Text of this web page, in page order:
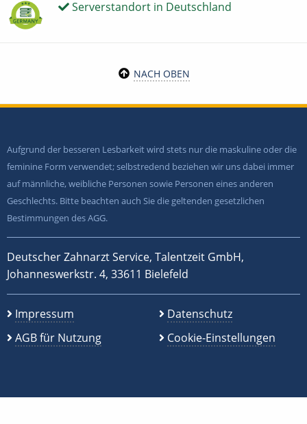
Serverstandort in Deutschland
NACH OBEN
Aufgrund der besseren Lesbarkeit wird stets nur die maskuline oder die
feminine Form verwendet; selbstredend beziehen wir uns dabei immer
auf männliche, weibliche Personen sowie Personen eines anderen
Geschlechts. Bitte beachten auch Sie die geltenden gesetzlichen
Bestimmungen des AGG.
Deutscher Zahnarzt Service, Talentzeit GmbH,
Johanneswerkstr. 4, 33611 Bielefeld
Impressum
AGB für Nutzung
Datenschutz
Cookie-Einstellungen